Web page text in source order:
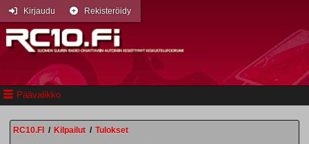
Päävalikko
Kirjaudu Rekisteröidy
RC10.FI / Kilpailut / Tulokset